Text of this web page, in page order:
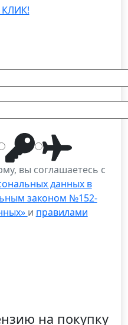
вы соглашаетесь с
данных в
законом №152-
и правилами
на покупку